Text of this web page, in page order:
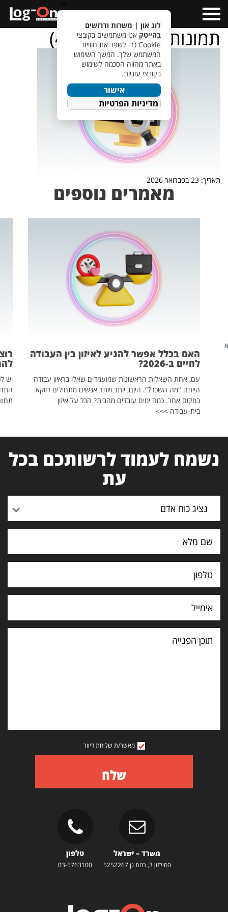
Menu
תמונות לכתבות כללי (4)
תאריך: 23 בפברואר 2026
מאמרים נוספים
האם בכלל אפשר להגיע לאיזון בין העבודה
לחיים ב-2026?
עם, אחת השאלות הראשונות שמועמדים שאלו בראיון עבודה
הייתה "מה השכר?". היום, יותר ויותר אנשים מתחילים דווקא
במקום אחר. כמה ימים עובדים מהבית? הכל על איזון
בית-עבודה >>>
יש
נשמח לעמוד לרשותכם בכל
עת
נציג כוח אדם
תוכן
הפנייה
מאשר/ת שליחת דיוור
שלח
משרד – ישראל
החילזון 3, רמת גן 5252267
טלפון
03-5763100
לוג און | משרות ודרושים
בהייטק אנו משתמשים בקובצי
Cookie כדי לשפר את חוויית
המשתמש שלך. המשך השימוש
באתר מהווה הסכמה לשימוש
בקובצי עוגיות.
אישור
מדיניות הפרטיות